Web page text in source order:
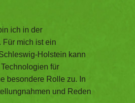
ich in der
Für mich ist ein
Holstein kann
für
besondere Rolle zu. In
und Reden